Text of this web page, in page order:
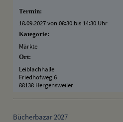
Termin:
18.09.2027 von 08:30 bis 14:30 Uhr
Kategorie:
Märkte
Ort:
Leiblachhalle
Friedhofweg 6
88138 Hergensweiler
Bücherbazar 2027